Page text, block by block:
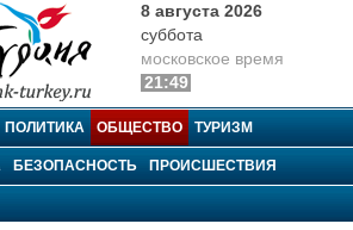
8 августа 2026
суббота
московское время
21:49
ПОЛИТИКА ОБЩЕСТВО ТУРИЗМ
БЕЗОПАСНОСТЬ ПРОИСШЕСТВИЯ